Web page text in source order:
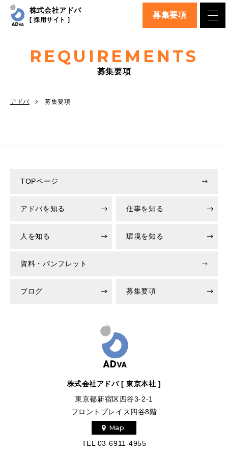
株式会社アドバ
[ 採用サイト ]
募集要項
REQUIREMENTS
募集要項
アドバ 募集要項
株式会社アドバ [ 東京本社 ]
東京都新宿区四谷3-2-1
フロントプレイス四谷8階
Map
TEL 03-6911-4955
TOPページ
アドバを知る 仕事を知る
人を知る 環境を知る
資料・パンフレット
ブログ 募集要項